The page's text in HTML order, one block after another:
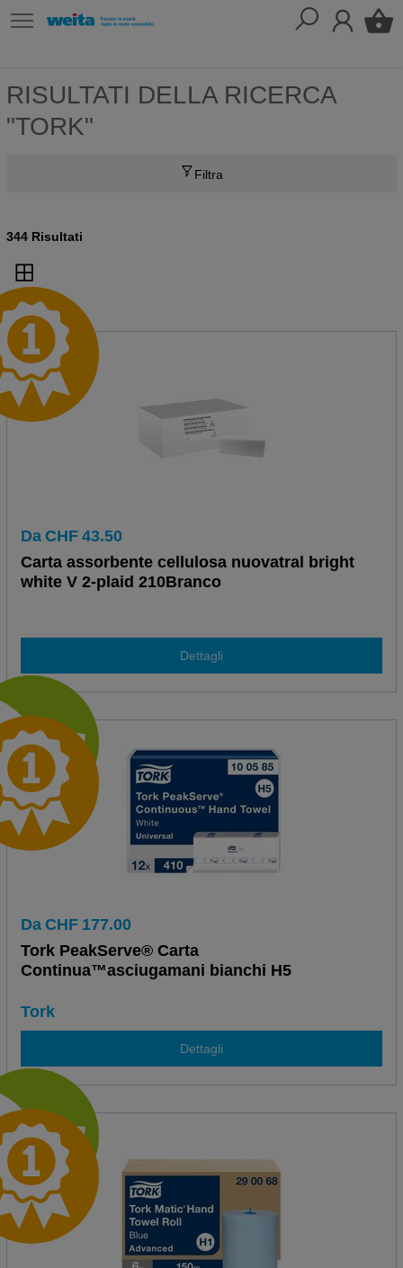
RISULTATI DELLA RICERCA
"TORK"
Filtra
344 Risultati
Da CHF 43.50
Carta assorbente cellulosa nuovatral bright
white V 2-plaid 210Branco
Dettagli
Da CHF 177.00
Tork PeakServe® Carta
Continua™asciugamani bianchi H5
Tork
Dettagli